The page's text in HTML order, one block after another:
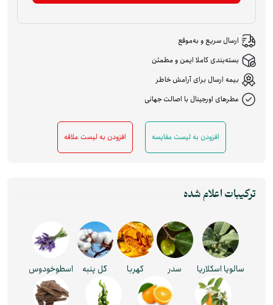
ارسال سریع و به‌موقع
بسته‌بندی کاملا ایمن و مطمئن
بیمه ارسال برای آرامش خاطر
عطرهای اورجینال با اصالت جهانی
افزودن به لیست مقایسه افزودن به لیست علاقه
ترکیبات اعلام شده
سالویا اسکلاریا سدر کهربا گل پنبه اسطوخودوس